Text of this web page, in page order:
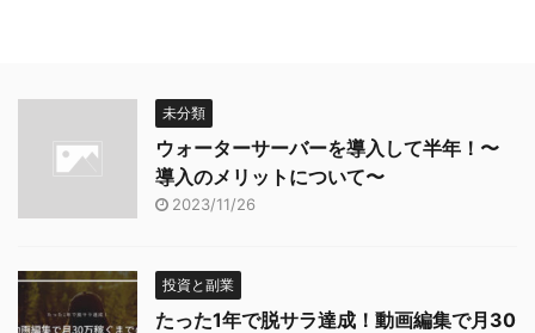
未分類
ウォーターサーバーを導入して半年！〜
導入のメリットについて〜
2023/11/26
投資と副業
たった1年で脱サラ達成！動画編集で月30